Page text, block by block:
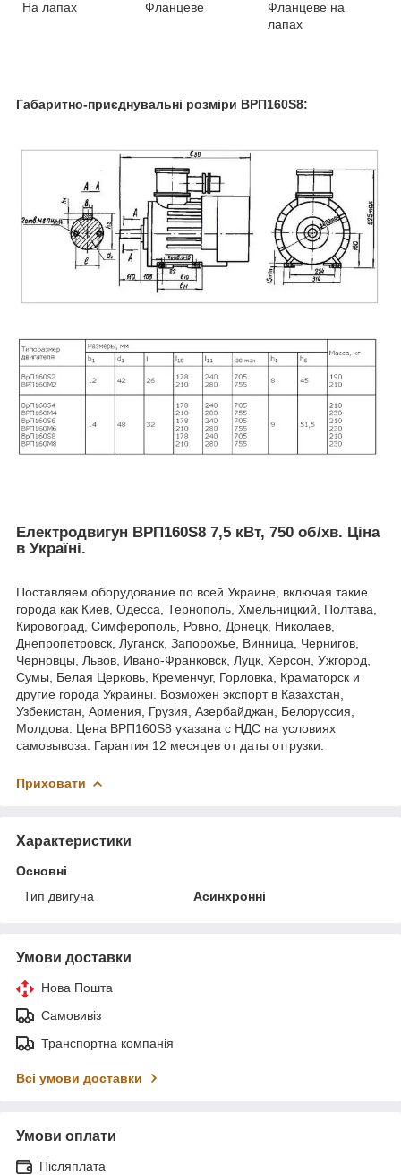
На лапах Фланцеве
Фланцеве на
лапах
Габаритно-приєднувальні розміри ВРП160Ѕ8:
Електродвигун ВРП160Ѕ8 7,5 кВт, 750 об/хв. Ціна
в Україні.
Поставляем оборудование по всей Украине, включая такие
города как Киев, Одесса, Тернополь, Хмельницкий, Полтава,
Кировоград, Симферополь, Ровно, Донецк, Николаев,
Днепропетровск, Луганск, Запорожье, Винница, Чернигов,
Черновцы, Львов, Ивано-Франковск, Луцк, Херсон, Ужгород,
Сумы, Белая Церковь, Кременчуг, Горловка, Краматорск и
другие города Украины. Возможен экспорт в Казахстан,
Узбекистан, Армения, Грузия, Азербайджан, Белоруссия,
Молдова. Цена ВРП160S8 указана с НДС на условиях
самовывоза. Гарантия 12 месяцев от даты отгрузки.
Приховати
Характеристики
Основні
Тип двигуна
Асинхронні
Умови доставки
Нова Пошта
Самовивіз
Транспортна компанія
Всі умови доставки
Умови оплати
Післяплата